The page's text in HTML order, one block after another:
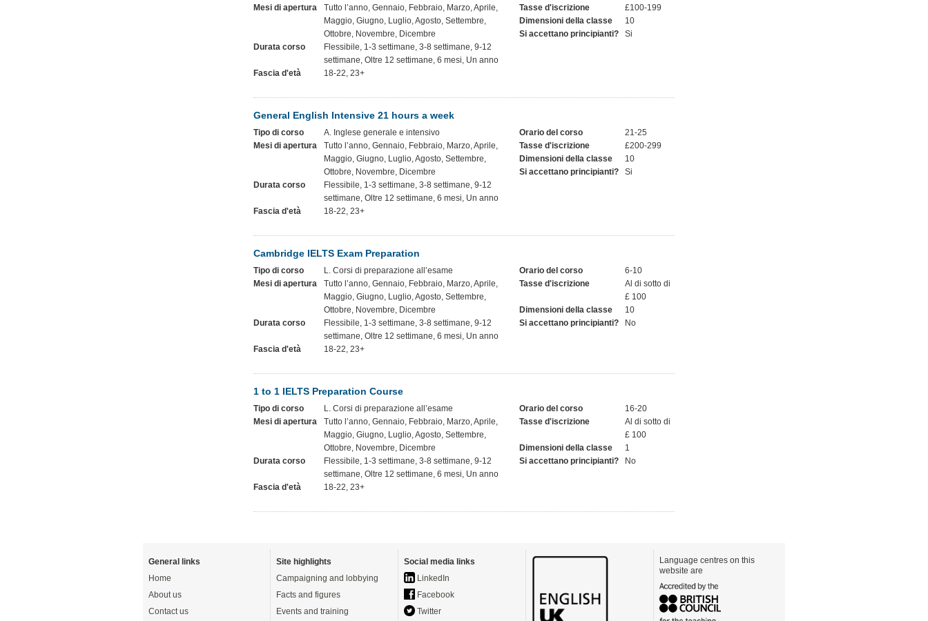
Mesi di apertura
Tutto l’anno, Gennaio, Febbraio, Marzo, Aprile,
Maggio, Giugno, Luglio, Agosto, Settembre,
Ottobre, Novembre, Dicembre
Durata corso
Flessibile, 1-3 settimane, 3-8 settimane, 9-12
settimane, Oltre 12 settimane, 6 mesi, Un anno
Fascia d'età
18-22, 23+
Tasse d'iscrizione
£100-199
Dimensioni della classe
10
Si accettano principianti?
Si
General English Intensive 21 hours a week
Tipo di corso
A. Inglese generale e intensivo
Mesi di apertura
Tutto l’anno, Gennaio, Febbraio, Marzo, Aprile,
Maggio, Giugno, Luglio, Agosto, Settembre,
Ottobre, Novembre, Dicembre
Durata corso
Flessibile, 1-3 settimane, 3-8 settimane, 9-12
settimane, Oltre 12 settimane, 6 mesi, Un anno
Fascia d'età
18-22, 23+
Orario del corso
21-25
Tasse d'iscrizione
£200-299
Dimensioni della classe
10
Si accettano principianti?
Si
Cambridge IELTS Exam Preparation
Tipo di corso
L. Corsi di preparazione all’esame
Mesi di apertura
Tutto l’anno, Gennaio, Febbraio, Marzo, Aprile,
Maggio, Giugno, Luglio, Agosto, Settembre,
Ottobre, Novembre, Dicembre
Durata corso
Flessibile, 1-3 settimane, 3-8 settimane, 9-12
settimane, Oltre 12 settimane, 6 mesi, Un anno
Fascia d'età
18-22, 23+
Orario del corso
6-10
Tasse d'iscrizione
Al di sotto di
£ 100
Dimensioni della classe
10
Si accettano principianti?
No
1 to 1 IELTS Preparation Course
Tipo di corso
L. Corsi di preparazione all’esame
Mesi di apertura
Tutto l’anno, Gennaio, Febbraio, Marzo, Aprile,
Maggio, Giugno, Luglio, Agosto, Settembre,
Ottobre, Novembre, Dicembre
Durata corso
Flessibile, 1-3 settimane, 3-8 settimane, 9-12
settimane, Oltre 12 settimane, 6 mesi, Un anno
Fascia d'età
18-22, 23+
Orario del corso
16-20
Tasse d'iscrizione
Al di sotto di
£ 100
Dimensioni della classe
1
Si accettano principianti?
No
General links
Home
About us
Contact us
Site highlights
Campaigning and lobbying
Facts and figures
Events and training
Social media links
LinkedIn
Facebook
Twitter
Language centres on this
website are